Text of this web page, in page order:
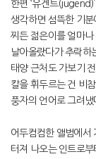
한편 ‘유겐트
생각하면 섬뜩한 기분
찌든 젊은이를 얼마나
날아올랐다가 추락하
태양 근처도 가보기
칼을 휘두르는 건 비
풍자의 언어로 그려냈
어두컴컴한 앨범에서
터져 나오는 인트로